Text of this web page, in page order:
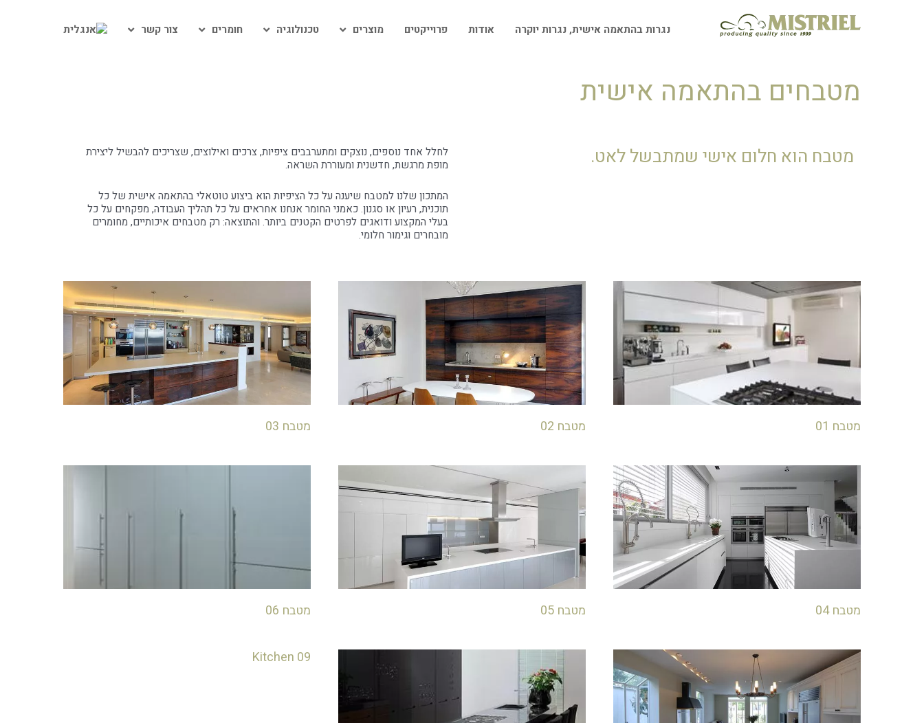
נגרות בהתאמה אישית, נגרות יוקרה אודות פרוייקטים מוצרים טכנולוגיה חומרים צור קשר
מטבחים בהתאמה אישית
מטבח הוא חלום אישי שמתבשל לאט.
לחלל אחד נוספים, נוצקים ומתערבבים ציפיות, צרכים ואילוצים, שצריכים להבשיל ליצירת
מופת מרגשת, חדשנית ומעוררת השראה.
המתכון שלנו למטבח שיענה על כל הציפיות הוא ביצוע טוטאלי בהתאמה אישית של כל
תוכנית, רעיון או סגנון. כאמני החומר אנחנו אחראים על כל תהליך העבודה, מפקחים על כל
בעלי המקצוע ודואגים לפרטים הקטנים ביותר. והתוצאה: רק מטבחים איכותיים, מחומרים
מובחרים וגימור חלומי.
מטבח 01 מטבח 02 מטבח 03
מטבח 04 מטבח 05 מטבח 06
Kitchen 09